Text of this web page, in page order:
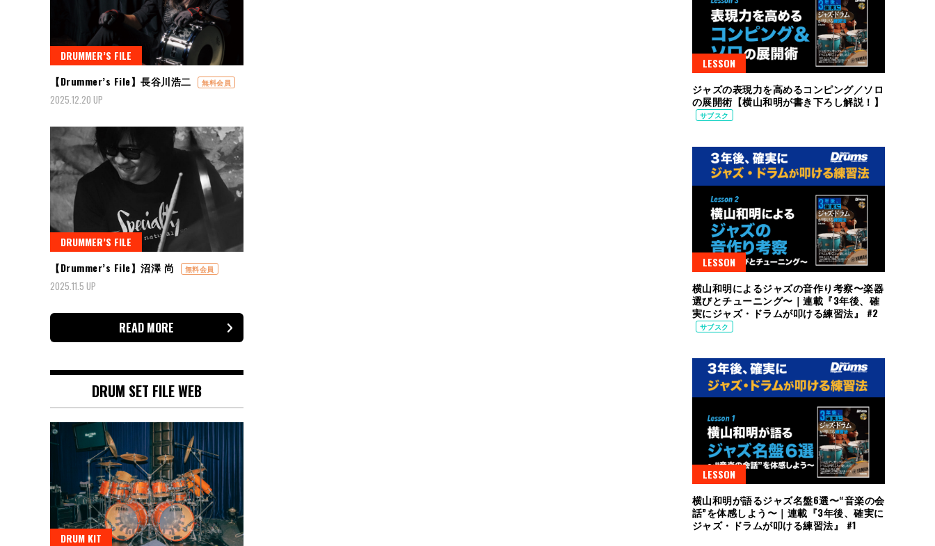
DRUMMER’S FILE
【Drummer’s File】長谷川浩二
無料会員
2025.12.20 UP
DRUMMER’S FILE
【Drummer’s File】沼澤 尚
無料会員
2025.11.5 UP
READ MORE
DRUM SET FILE WEB
DRUM KIT
LESSON
ジャズの表現力を高めるコンピング／ソロ
の展開術【横山和明が書き下ろし解説！】
サブスク
LESSON
横山和明によるジャズの音作り考察〜楽器
選びとチューニング〜｜連載『3年後、確
実にジャズ・ドラムが叩ける練習法』 #2
サブスク
LESSON
横山和明が語るジャズ名盤6選〜“音楽の会
話”を体感しよう〜｜連載『3年後、確実に
ジャズ・ドラムが叩ける練習法』 #1